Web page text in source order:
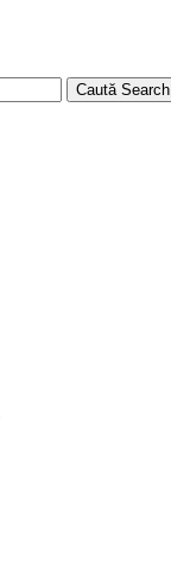
Caută Search